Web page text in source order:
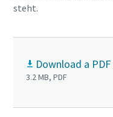
steht.
Download a
3.2 MB, PDF